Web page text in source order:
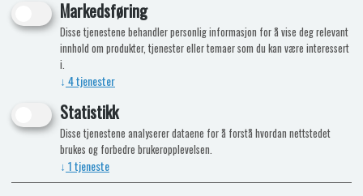
Markedsføring
Disse tjenestene behandler personlig informasjon for å vise deg relevant
innhold om produkter, tjenester eller temaer som du kan være interessert
i.
↓ 4tjenester
Statistikk
Disse tjenestene analyserer dataene for å forstå hvordan nettstedet
brukes og forbedre brukeropplevelsen.
↓ 1tjeneste